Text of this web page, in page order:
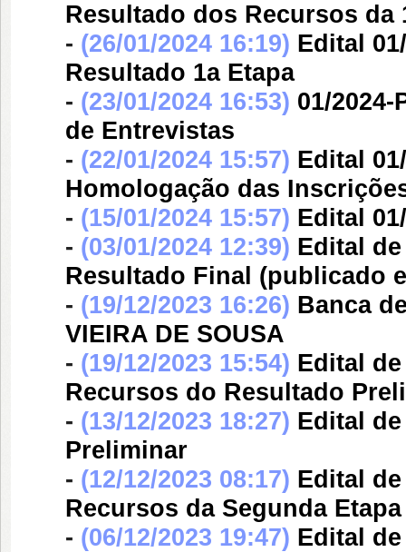
Resultado dos Recursos da
- (26/01/2024 16:19) Edital
Resultado 1a Etapa
- (23/01/2024 16:53) 01/
de Entrevistas
- (22/01/2024 15:57) Edital
Homologação das
- (15/01/2024 15:57) Edital
- (03/01/2024 12:39) Edital de
Resultado Final (publicado
- (19/12/2023 16:26) Banca
VIEIRA DE SOUSA
- (19/12/2023 15:54) Edital de
Recursos do Resultado
- (13/12/2023 18:27) Edital de
Preliminar
- (12/12/2023 08:17) Edital de
Recursos da Segunda Etapa
- (06/12/2023 19:47) Edital de